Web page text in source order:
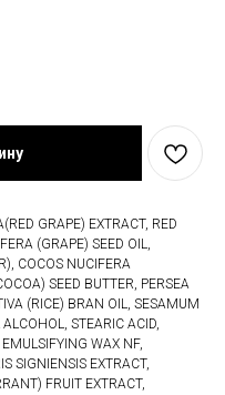
GRAPE) EXTRACT, RED
(GRAPE) SEED OIL,
COCOS NUCIFERA
SEED BUTTER, PERSEA
(RICE) BRAN OIL, SESAMUM
STEARIC ACID,
WAX NF,
SIGNIENSIS EXTRACT,
FRUIT EXTRACT,